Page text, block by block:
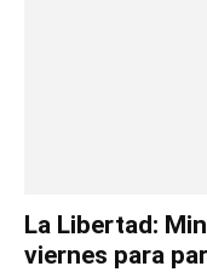
La Libertad:
viernes para